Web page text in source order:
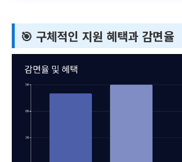
🎯 구체적인 지원 혜택과 감면율